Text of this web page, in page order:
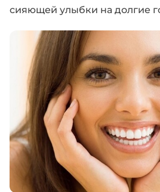
сияющей улыбки на долгие